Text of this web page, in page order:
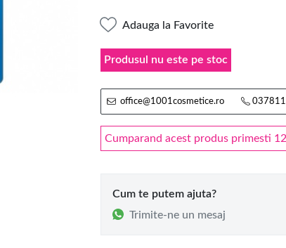
Adauga la Favorite
Produsul nu este pe stoc
office@1001cosmetice.ro
Cumparand acest produs primesti
Cum te putem ajuta?
Trimite-ne un mesaj